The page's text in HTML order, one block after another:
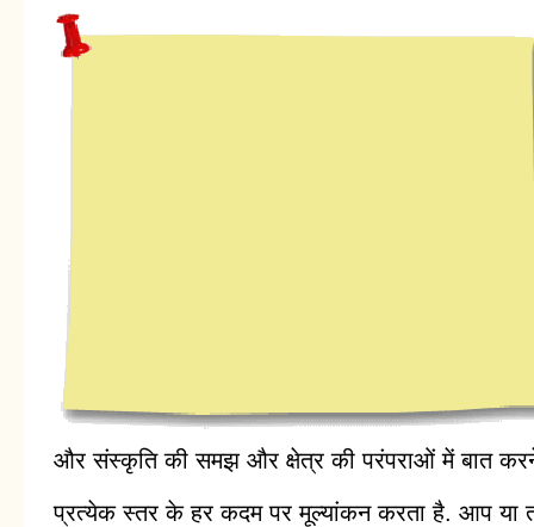
और संस्कृति की समझ और क्षेत्र की परंपराओं में बात
प्रत्येक स्तर के हर कदम पर मूल्यांकन करता है. आप या